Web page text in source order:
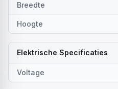
Breedte
Hoogte
Elektrische Specificaties
Voltage